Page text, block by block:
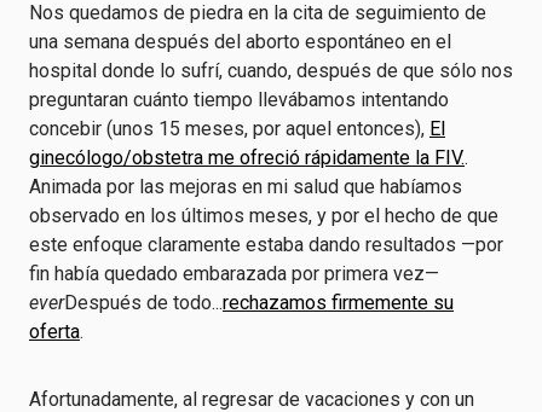
Nos quedamos de piedra en la cita de seguimiento de
una semana después del aborto espontáneo en el
hospital donde lo sufrí, cuando, después de que sólo nos
preguntaran cuánto tiempo llevábamos intentando
concebir (unos 15 meses, por aquel entonces), El
ginecólogo/obstetra me ofreció rápidamente la FIV..
Animada por las mejoras en mi salud que habíamos
observado en los últimos meses, y por el hecho de que
este enfoque claramente estaba dando resultados —por
fin había quedado embarazada por primera vez—
everDespués de todo...rechazamos firmemente su
oferta.
Afortunadamente, al regresar de vacaciones y con un